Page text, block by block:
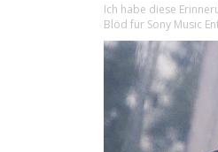
Ich habe diese
Blöd für Sony Music